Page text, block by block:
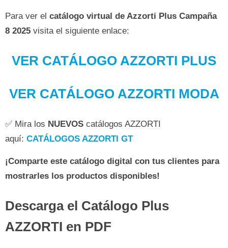
Para ver el catálogo virtual de Azzorti Plus Campaña
8 2025 visita el siguiente enlace:
VER CATÁLOGO AZZORTI PLUS
VER CATÁLOGO AZZORTI MODA
✅ Mira los NUEVOS catálogos AZZORTI
aquí: CATÁLOGOS AZZORTI GT
¡Comparte este catálogo digital con tus clientes para
mostrarles los productos disponibles!
Descarga el Catálogo Plus
AZZORTI en PDF